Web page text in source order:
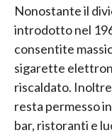
Nonostante il
introdotto nel
consentite
sigarette
riscaldato.
resta permesso
bar, ristoranti e